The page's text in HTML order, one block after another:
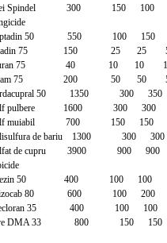
Spindel 300 150
50 550 100 150
75 150 25 25
75 40 10 10
75 200 50 50
50 1350 300
pulbere 1600 300 300
muiabil 700 150 150
de bariu 1300 300
de cupru 3900 900
50 400 100 100
80 600 100 200
35 400 100 100
DMA 33 800 150